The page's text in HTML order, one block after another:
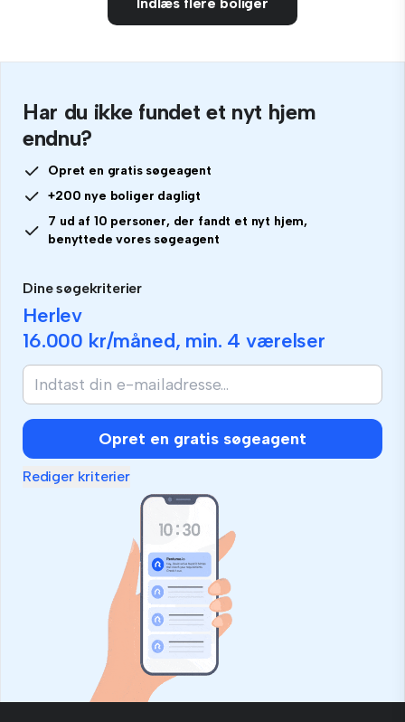
Har du ikke fundet et nyt hjem
endnu?
Opret en gratis søgeagent
+200 nye boliger dagligt
7 ud af 10 personer, der fandt et nyt hjem,
benyttede vores søgeagent
Dine søgekriterier
Herlev
16.000 kr/måned, min. 4 værelser
Opret en gratis søgeagent
Rediger kriterier